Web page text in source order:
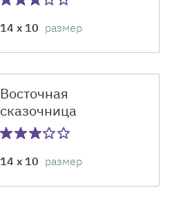
14 x 10 размер
Восточная
сказочница
14 x 10 размер